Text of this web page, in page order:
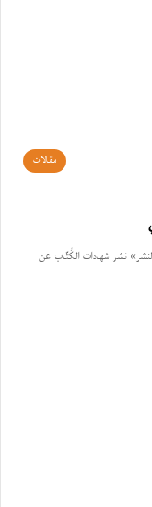
مقالات
نشر شهادات الكُتّاب عن